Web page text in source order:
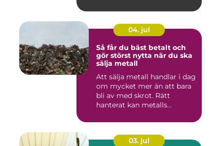
04. jul
Så får du bäst betalt och
gör störst nytta när du ska
sälja metall
Att sälja metall handlar i dag
om mycket mer än att bara
bli av med skrot. Rätt
hanterat kan metalls...
03. jul